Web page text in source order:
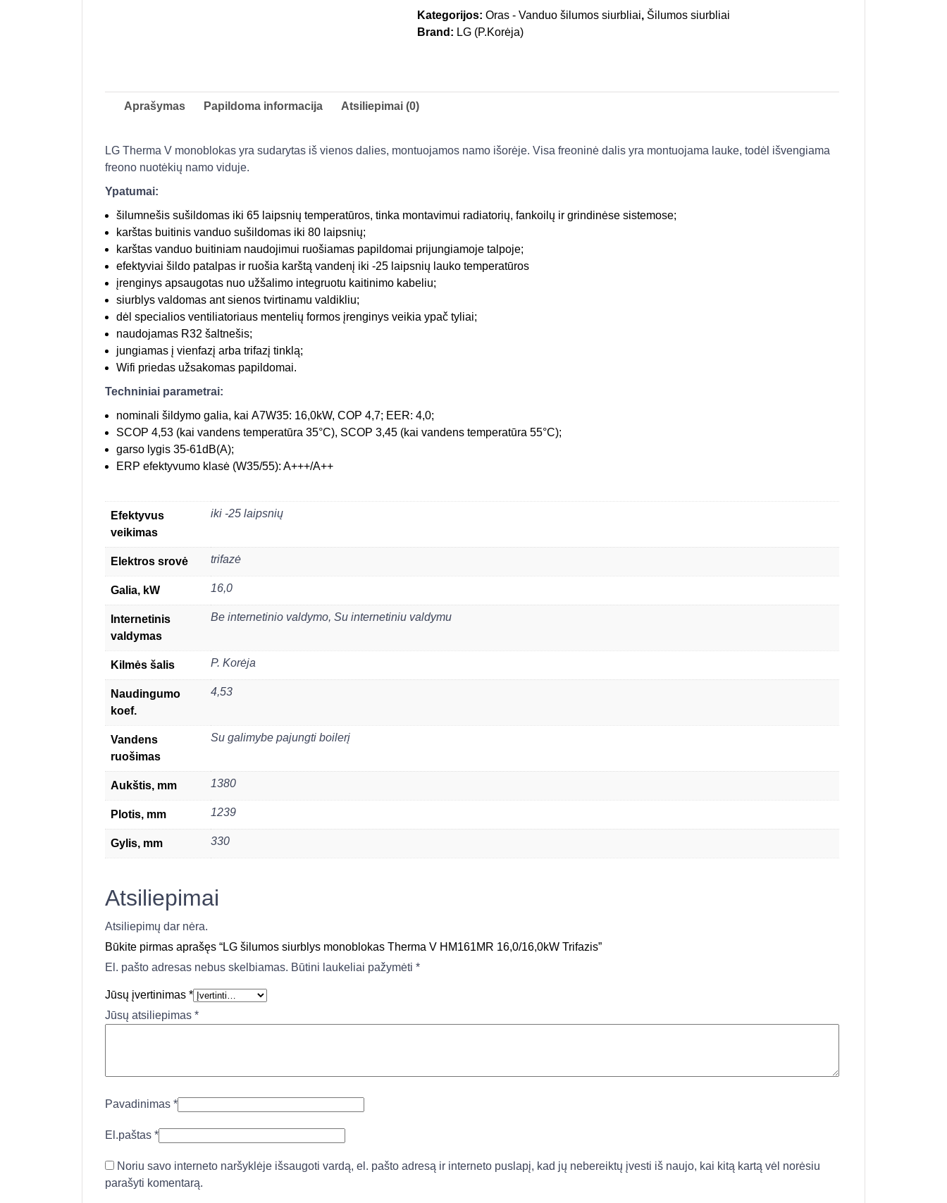
Kategorijos: Oras - Vanduo šilumos siurbliai, Šilumos siurbliai
Brand: LG (P.Korėja)
Aprašymas Papildoma informacija Atsiliepimai (0)
LG Therma V monoblokas yra sudarytas iš vienos dalies, montuojamos namo išorėje. Visa freoninė dalis yra montuojama lauke, todėl išvengiama
freono nuotėkių namo viduje.
Ypatumai:
šilumnešis sušildomas iki 65 laipsnių temperatūros, tinka montavimui radiatorių, fankoilų ir grindinėse sistemose;
karštas buitinis vanduo sušildomas iki 80 laipsnių;
karštas vanduo buitiniam naudojimui ruošiamas papildomai prijungiamoje talpoje;
efektyviai šildo patalpas ir ruošia karštą vandenį iki -25 laipsnių lauko temperatūros
įrenginys apsaugotas nuo užšalimo integruotu kaitinimo kabeliu;
siurblys valdomas ant sienos tvirtinamu valdikliu;
dėl specialios ventiliatoriaus mentelių formos įrenginys veikia ypač tyliai;
naudojamas R32 šaltnešis;
jungiamas į vienfazį arba trifazį tinklą;
Wifi priedas užsakomas papildomai.
Techniniai parametrai:
nominali šildymo galia, kai A7W35: 16,0kW, COP 4,7; EER: 4,0;
SCOP 4,53 (kai vandens temperatūra 35°C), SCOP 3,45 (kai vandens temperatūra 55°C);
garso lygis 35-61dB(A);
ERP efektyvumo klasė (W35/55): A+++/A++
Efektyvus
veikimas
iki -25 laipsnių
Elektros srovė trifazė
Galia, kW 16,0
Internetinis
valdymas
Be internetinio valdymo, Su internetiniu valdymu
Kilmės šalis P. Korėja
Naudingumo
koef.
4,53
Vandens
ruošimas
Su galimybe pajungti boilerį
Aukštis, mm 1380
Plotis, mm 1239
Gylis, mm 330
Atsiliepimai
Atsiliepimų dar nėra.
Būkite pirmas aprašęs “LG šilumos siurblys monoblokas Therma V HM161MR 16,0/16,0kW Trifazis”
El. pašto adresas nebus skelbiamas. Būtini laukeliai pažymėti *
Jūsų įvertinimas *
Jūsų atsiliepimas *
Pavadinimas *
El.paštas *
Noriu savo interneto naršyklėje išsaugoti vardą, el. pašto adresą ir interneto puslapį, kad jų nebereiktų įvesti iš naujo, kai kitą kartą vėl norėsiu
parašyti komentarą.